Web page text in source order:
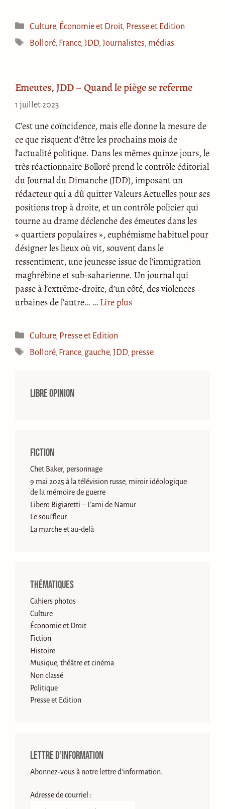
Catégories
Culture, Économie et Droit, Presse et Edition
Étiquettes
Bolloré, France,JDD,Journalistes, médias
Emeutes, JDD – Quand le piège se referme
1 juillet 2023
C’est une coïncidence, mais elle donne la mesure de
ce que risquent d’être les prochains mois de
l’actualité politique. Dans les mêmes quinze jours, le
très réactionnaire Bolloré prend le contrôle éditorial
du Journal du Dimanche (JDD), imposant un
rédacteur qui a dû quitter Valeurs Actuelles pour ses
positions trop à droite, et un contrôle policier qui
tourne au drame déclenche des émeutes dans les
« quartiers populaires », euphémisme habituel pour
désigner les lieux où vit, souvent dans le
ressentiment, une jeunesse issue de l’immigration
maghrébine et sub-saharienne. Un journal qui
passe à l’extrême-droite, d’un côté, des violences
urbaines de l’autre… … Lire plus
Catégories
Culture, Presse et Edition
Étiquettes
Bolloré, France, gauche,JDD, presse
Libre opinion
Fiction
Chet Baker, personnage
9 mai 2025 à la télévision russe, miroir idéologique
de la mémoire de guerre
Libero Bigiaretti – L’ami de Namur
Le souffleur
La marche et au-delà
Thématiques
Cahiers photos
Culture
Économie et Droit
Fiction
Histoire
Musique, théâtre et cinéma
Non classé
Politique
Presse et Edition
Lettre d’information
Abonnez-vous à notre lettre d'information.
Adresse de courriel :